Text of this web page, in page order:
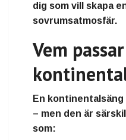
dig som vill skapa
sovrumsatmosfär.
Vem
En
– men den är
som: